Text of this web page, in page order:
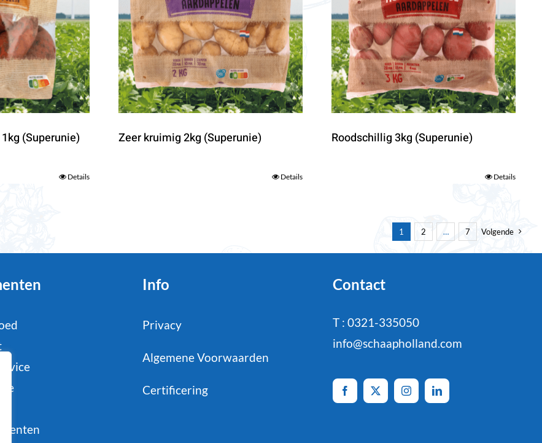
(Superunie)
Details
Zeer kruimig 2kg (Superunie)
Details
Roodschillig 3kg (Superunie)
Details
1 2 … 7 Volgende
Info
Privacy
Algemene Voorwaarden
Certificering
Contact
T : 0321-335050
info@schaapholland.com